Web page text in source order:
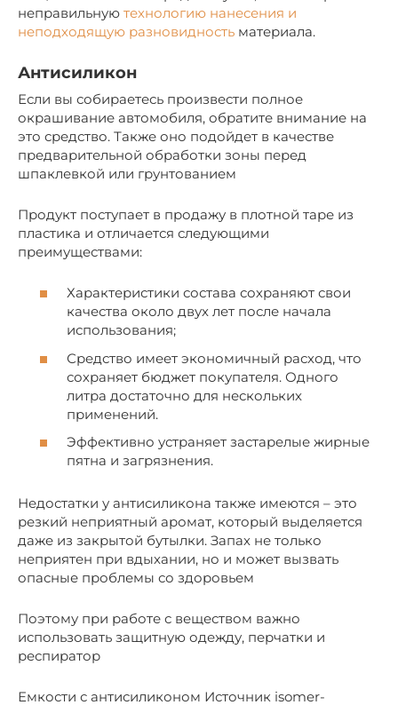
неправильную технологию нанесения и
неподходящую разновидность материала.
Антисиликон
Если вы собираетесь произвести полное
окрашивание автомобиля, обратите внимание на
это средство. Также оно подойдет в качестве
предварительной обработки зоны перед
шпаклевкой или грунтованием
Продукт поступает в продажу в плотной таре из
пластика и отличается следующими
преимуществами:
Характеристики состава сохраняют свои
качества около двух лет после начала
использования;
Средство имеет экономичный расход, что
сохраняет бюджет покупателя. Одного
литра достаточно для нескольких
применений.
Эффективно устраняет застарелые жирные
пятна и загрязнения.
Недостатки у антисиликона также имеются – это
резкий неприятный аромат, который выделяется
даже из закрытой бутылки. Запах не только
неприятен при вдыхании, но и может вызвать
опасные проблемы со здоровьем
Поэтому при работе с веществом важно
использовать защитную одежду, перчатки и
респиратор
Емкости с антисиликоном Источник isomer-